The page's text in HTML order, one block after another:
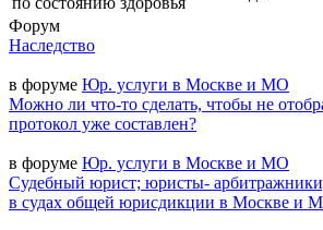
Форум
Наследство
в форуме Юр. услуги в Москве и МО
Можно ли что-то сделать, чтобы не
протокол уже составлен?
в форуме Юр. услуги в Москве и МО
Судебный юрист; юристы-
в судах общей юрисдикции в Москве и